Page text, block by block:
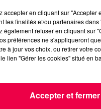
05/2022-05-16-
accepter en cliquant sur "Accepter
les finalités et/ou partenaires dans
également refuser en cliquant sur
préférences ne s'appliqueront
à jour vos choix, ou retirer votre
lien "Gérer les cookies" situé en
Accepter et fermer